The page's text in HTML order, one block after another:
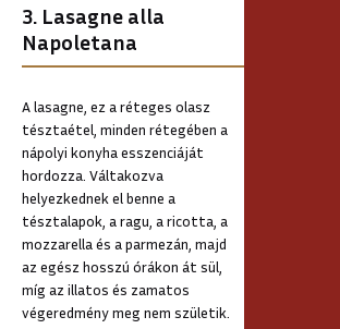
3. Lasagne alla
Napoletana
A lasagne, ez a réteges olasz
tésztaétel, minden rétegében a
nápolyi konyha esszenciáját
hordozza. Váltakozva
helyezkednek el benne a
tésztalapok, a ragu, a ricotta, a
mozzarella és a parmezán, majd
az egész hosszú órákon át sül,
míg az illatos és zamatos
végeredmény meg nem születik.